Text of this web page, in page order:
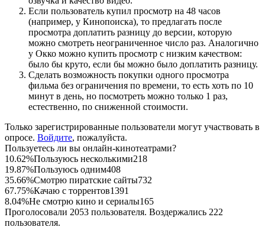
Если пользователь купил просмотр на 48 часов
(например, у Кинопоиска), то предлагать после
просмотра доплатить разницу до версии, которую
можно смотреть неограниченное число раз. Аналогично
у Окко можно купить просмотр с низким качеством:
было бы круто, если бы можно было доплатить разницу.
Сделать возможность покупки одного просмотра
фильма без ограничения по времени, то есть хоть по 10
минут в день, но посмотреть можно только 1 раз,
естественно, по сниженной стоимости.
Только зарегистрированные пользователи могут участвовать в
опросе. Войдите, пожалуйста.
Пользуетесь ли вы онлайн-кинотеатрами?
10.62%Пользуюсь несколькими218
19.87%Пользуюсь одним408
35.66%Смотрю пиратские сайты732
67.75%Качаю с торрентов1391
8.04%Не смотрю кино и сериалы165
Проголосовали 2053 пользователя. Воздержались 222
пользователя.